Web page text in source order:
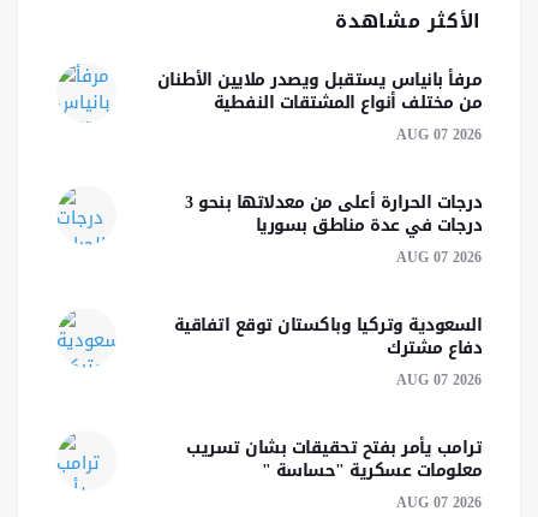
الأكثر مشاهدة
مرفأ بانياس يستقبل ويصدر ملايين الأطنان
من مختلف أنواع المشتقات النفطية
AUG 07 2026
درجات الحرارة أعلى من معدلاتها بنحو 3
درجات في عدة مناطق بسوريا
AUG 07 2026
السعودية وتركيا وباكستان توقع اتفاقية
دفاع مشترك
AUG 07 2026
ترامب يأمر بفتح تحقيقات بشان تسريب
معلومات عسكرية "حساسة "
AUG 07 2026